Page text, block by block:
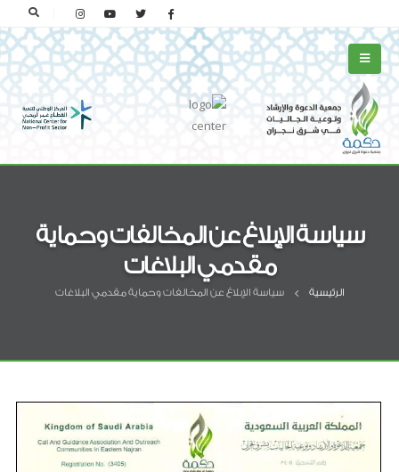
سياسة الإبلاغ عن المخالفات وحماية
مقدمي البلاغات
الرئيسية سياسة الإبلاغ عن المخالفات وحماية مقدمي البلاغات